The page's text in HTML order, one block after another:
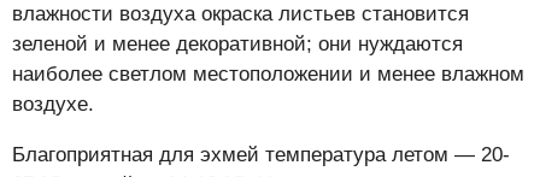
влажности воздуха окраска листьев становится
зеленой и менее декоративной; они нуждаются
наиболее светлом местоположении и менее влажном
воздухе.
Благоприятная для эхмей температура летом — 20-